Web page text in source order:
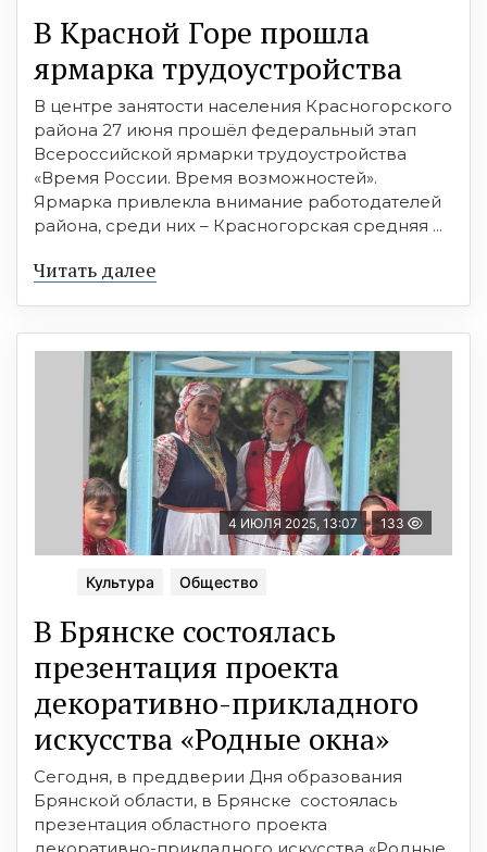
В Красной Горе прошла
ярмарка трудоустройства
В центре занятости населения Красногорского
района 27 июня прошёл федеральный этап
Всероссийской ярмарки трудоустройства
«Время России. Время возможностей».
Ярмарка привлекла внимание работодателей
района, среди них – Красногорская средняя ...
Читать далее
4 ИЮЛЯ 2025, 13:07 133
Культура Общество
В Брянске состоялась
презентация проекта
декоративно-прикладного
искусства «Родные окна»
Сегодня, в преддверии Дня образования
Брянской области, в Брянске состоялась
презентация областного проекта